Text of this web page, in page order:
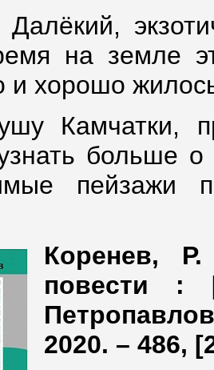
Далёкий,
на земле
и хорошо
Камчатки,
больше
пейзажи
Коренев,
повести :
2020. – 486,